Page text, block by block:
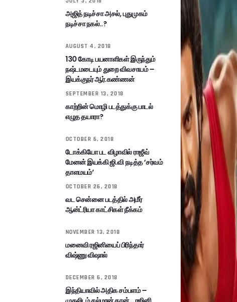
அஜித் நடிச்சா அசல், புதுமுகம்
நடிச்சா நகல்..?
AUGUST 4, 2018
130 கோடி பயனாளிகள் இருந்தும்
நஷ்டமடையும் துறை விவசாயம் –
இயக்குநர் ஆர்.கண்ணன்
SEPTEMBER 13, 2018
காற்றின் மொழி படத்துக்கு பாடல்
எழுத தயாரா?
OCTOBER 6, 2018
டோக்கியோ பட விழாவில் ராஜீவ்
மேனன் இயக்கி ஜி.வி நடித்த ‘சர்வம்
தாளமயம்’
OCTOBER 26, 2018
வட சென்னை படத்தில் அமீர்
ஆன்ட்ரியா காட்சிகள் நீக்கம்
NOVEMBER 13, 2018
மனைவி ரஜினியைப் பிரிந்தார்
விஷ்ணு விஷால்
DECEMBER 6, 2018
இந்தியாவில் அதிக சம்பளம் –